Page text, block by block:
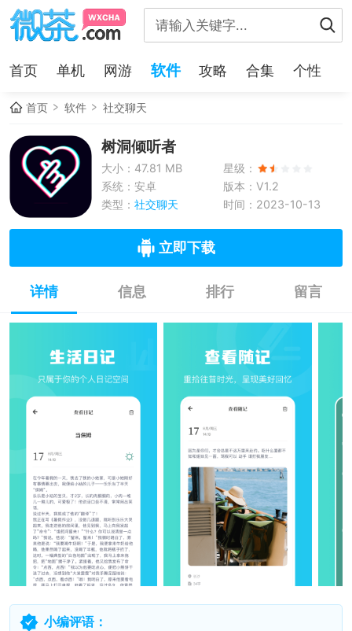
首页 单机 网游 软件 攻略 合集 个性
首页 软件 社交聊天
树洞倾听者
大小：47.81 MB
星级：
系统：安卓
版本：V1.2
类型： 社交聊天 时间：2023-10-13
立即下载
详情 信息 排行 留言
小编评语：